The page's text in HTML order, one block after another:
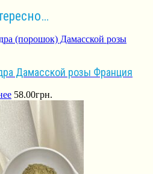
Дамасской розы Франция
58.00грн.